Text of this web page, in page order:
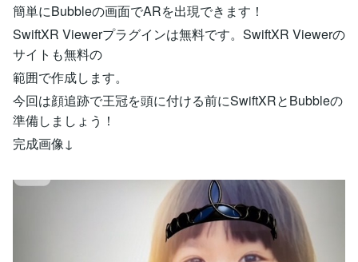
簡単にBubbleの画面でARを出現できます！
SwiftXR Viewerプラグインは無料です。SwiftXR Viewerの
サイトも無料の
範囲で作成します。
今回は顔追跡で王冠を頭に付ける前にSwiftXRとBubbleの
準備しましょう！
完成画像↓